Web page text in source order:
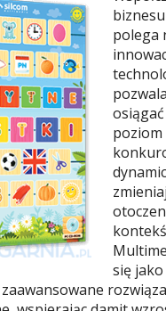
polega
się